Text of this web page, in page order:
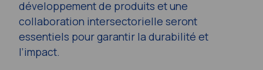
développement de produits et une
collaboration intersectorielle seront
essentiels pour garantir la durabilité et
l’impact.